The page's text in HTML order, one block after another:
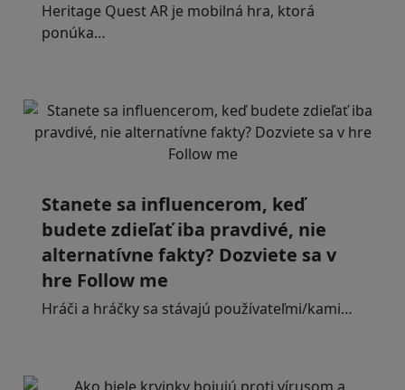
Heritage Quest AR je mobilná hra, ktorá
ponúka…
Stanete sa influencerom, keď
budete zdieľať iba pravdivé, nie
alternatívne fakty? Dozviete sa v
hre Follow me
Hráči a hráčky sa stávajú používateľmi/kami…